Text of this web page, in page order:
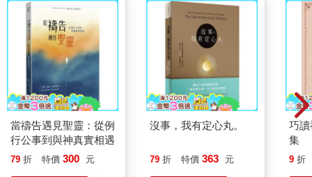
運限，災情會很慘重。
肖虎、兔之人：怕行運於巳、亥二宮，且肖虎之人怕行運於申宮
（寅、申相沖），肖兔之人怕行運於酉宮（卯、酉相沖）。
肖龍之人：需提防龍年的本命年，也怕行運於「天羅地網」二
宮。若不小心，則災病頻發、是非不斷、連續破財。
肖蛇之人：提防蛇年本命年，也怕行運於巳宮。
肖羊之人：怕行運於酉、亥之流年，也不宜見到擎羊在四墓之
肖猴之人：怕行運於本命年，或大限宮中火、鈴二星當頭，也怕
行運於寅宮（寅、申相沖）。
肖雞之人：怕卯年及行運於卯宮（卯、酉相沖），也怕行運之宮
當禱告遇見聖靈：從例
行公事到與神真實相遇
79 折 特價 300 元
沒事，我有定心丸。
79 折 特價 363 元
巧
集
9 折